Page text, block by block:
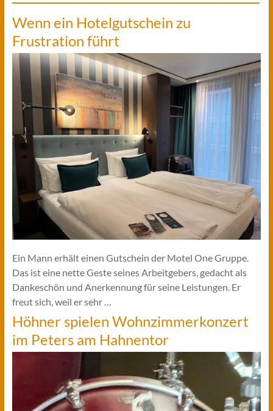
Wenn ein Hotelgutschein zu
Frustration führt
Ein Mann erhält einen Gutschein der Motel One Gruppe.
Das ist eine nette Geste seines Arbeitgebers, gedacht als
Dankeschön und Anerkennung für seine Leistungen. Er
freut sich, weil er sehr …
Höhner spielen Wohnzimmerkonzert
im Peters am Hahnentor